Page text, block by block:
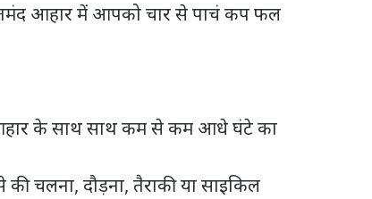
आहार में आपको चार से पाचं कप फल
के साथ साथ कम से कम आधे घंटे का
चलना, दौड़ना, तैराकी या साइकिल